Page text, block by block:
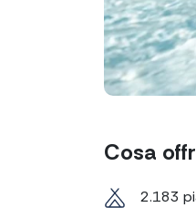
Cosa
2.183